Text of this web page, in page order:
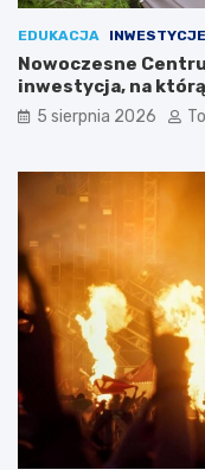
EDUKACJA INWESTYCJE
Nowoczesne
inwestycja, na
5 sierpnia 2026